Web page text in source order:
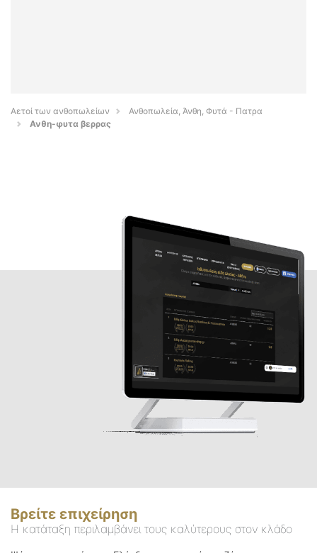
Αετοί των ανθοπωλείων
Ανθοπωλεία, Άνθη, Φυτά - Πατρα
Ανθη-φυτα βερρας
Βρείτε επιχείρηση
Η κατάταξη περιλαμβάνει τους καλύτερους στον κλάδο